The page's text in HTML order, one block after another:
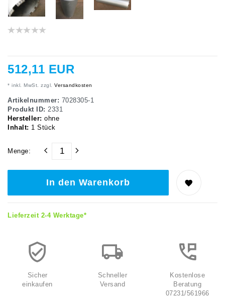
512,11 EUR
* inkl. MwSt. zzgl. Versandkosten
Artikelnummer: 7028305-1
Produkt ID: 2331
Hersteller: ohne
Inhalt: 1 Stück
Menge:
In den Warenkorb
Lieferzeit 2-4 Werktage*
Sicher
einkaufen
Schneller
Versand
Kostenlose
Beratung
07231/561966